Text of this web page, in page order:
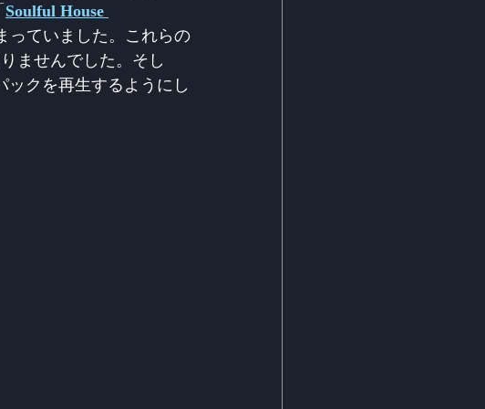
Soulful House
っていました。これらの
ませんでした。そし
ックを再生するようにし